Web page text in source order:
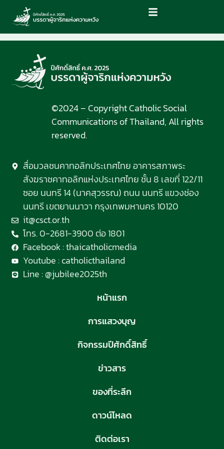
©2024 – Copyright Catholic Social
Communications of Thailand, All rights
reserved.
สื่อมวลชนคาทอลิกประเทศไทย อาคารสภาพระ
สังฆราชคาทอลิกแห่งประเทศไทย ชั้น 8 เลขที่ 122/11
ซอย นนทรี 14 (นาคสุวรรณ) ถนน นนทรี แขวงช่อง
นนทรี เขตยานนาวา กรุงเทพมหานคร 10120
it@csct.or.th
โทร. 0-2681-3900 ต่อ 1801
Facebook : thaicatholicmedia
Youtube : catholicthailand
Line : @jubilee2025th
หน้าแรก
การแสวงบุญ
กิจกรรมปีศักดิ์สิทธิ์
ข่าวสาร
ของที่ระลึก
ดาวน์โหลด
ติดต่อเรา